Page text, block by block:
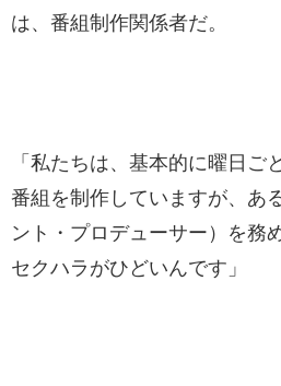
は、番組制作関係者だ。
「私たちは、基本的に曜日ご
番組を制作していますが、あ
ント・プロデューサー）を務
セクハラがひどいんです」